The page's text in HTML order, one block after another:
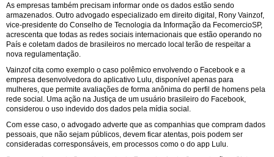
As empresas também precisam informar onde os dados estão sendo
armazenados. Outro advogado especializado em direito digital, Rony Vainzof,
vice-presidente do Conselho de Tecnologia da Informação da FecomercioSP,
acrescenta que todas as redes sociais internacionais que estão operando no
País e coletam dados de brasileiros no mercado local terão de respeitar a
nova regulamentação.
Vainzof cita como exemplo o caso polêmico envolvendo o Facebook e a
empresa desenvolvedora do aplicativo Lulu, disponível apenas para
mulheres, que permite avaliações de forma anônima do perfil de homens pela
rede social. Uma ação na Justiça de um usuário brasileiro do Facebook,
considerou o uso indevido dos dados pela mídia social.
Com esse caso, o advogado adverte que as companhias que compram dados
pessoais, que não sejam públicos, devem ficar atentas, pois podem ser
consideradas corresponsáveis, em processos como o do app Lulu.